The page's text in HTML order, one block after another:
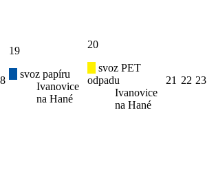
19
svoz papíru
Ivanovice
na Hané
20
svoz PET
odpadu
Ivanovice
na Hané
21 22 23